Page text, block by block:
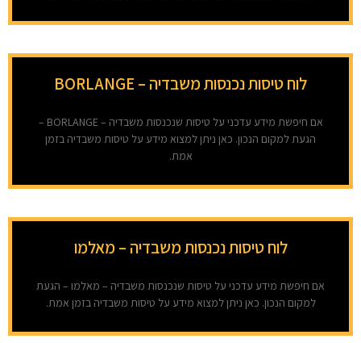
לוח טיסות נכנסות משבדיה – BORLANGE
אם חיפשת מידע עדכני על טיסות שנכנסות משבדיה – BORLANGE –
הגעת למקום הנכון. כאן ניתן למצוא מידע על טיסות משבדיה בזמן
אמת.
לוח טיסות נכנסות משבדיה – מאלמו
אם חיפשת מידע עדכני על טיסות שנכנסות משבדיה – מאלמו – הגעת
למקום הנכון. כאן ניתן למצוא מידע על טיסות משבדיה בזמן אמת.